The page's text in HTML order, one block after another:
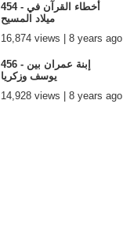
454 - أخطاء القرآن في
ميلاد المسيح
16,874 views | 8 years ago
456 - إبنة عمران بين
يوسف وزكريا
14,928 views | 8 years ago